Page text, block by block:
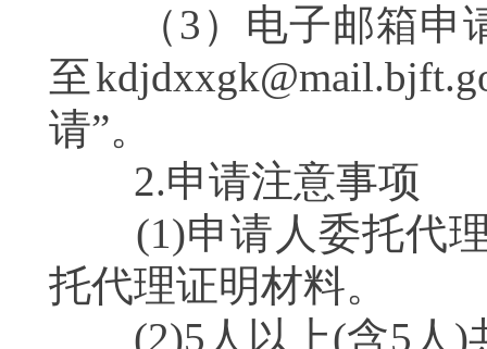
（3）电子邮箱申请
至
请”。
2.申请注意事项
(1)申请人委托代理
托代理证明材料。
(2)5人以上(含5人)